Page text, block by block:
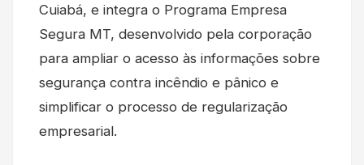
Cuiabá, e integra o Programa Empresa
Segura MT, desenvolvido pela corporação
para ampliar o acesso às informações sobre
segurança contra incêndio e pânico e
simplificar o processo de regularização
empresarial.